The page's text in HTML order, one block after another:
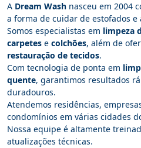
A Dream Wash nasceu em 2004
a forma de cuidar de estofados e
Somos especialistas em limpeza
carpetes e colchões, além de
restauração de tecidos.
Com tecnologia de ponta em
quente, garantimos resultados
duradouros.
Atendemos residências,
condomínios em várias cidades
Nossa equipe é altamente
atualizações técnicas.